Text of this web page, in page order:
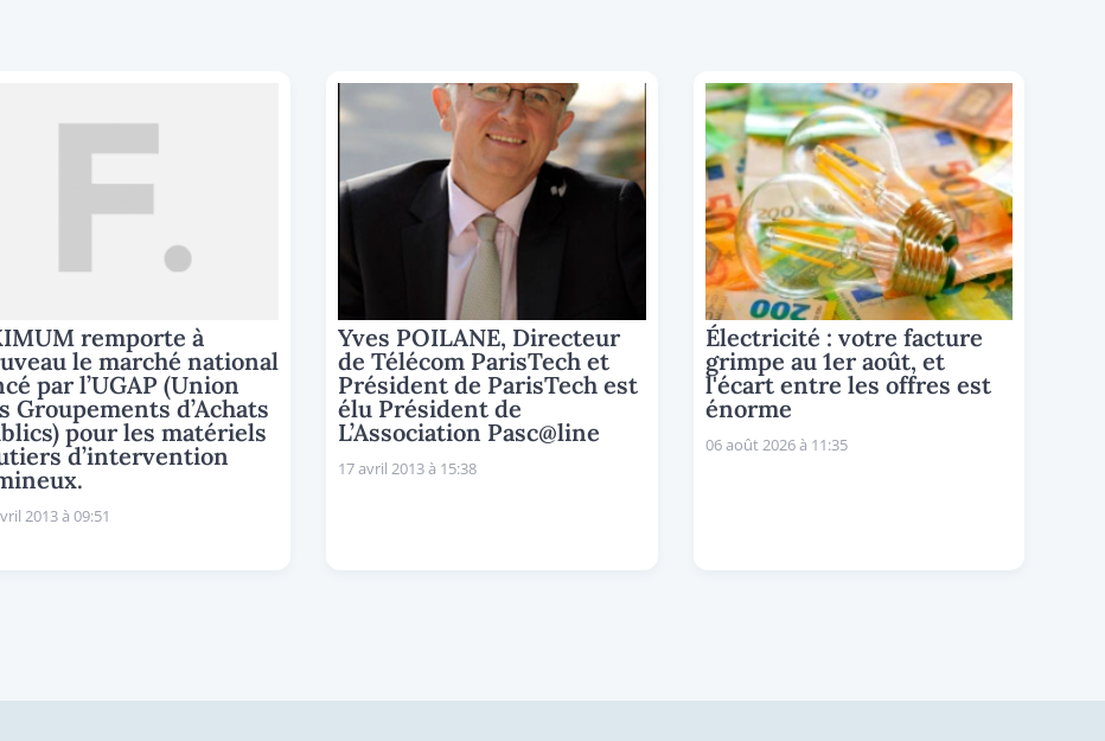
remporte à
le marché national
par l’UGAP (Union
Groupements d’Achats
pour les matériels
d’intervention
2013 à 09:51
Yves POILANE, Directeur
de Télécom ParisTech et
Président de ParisTech est
élu Président de
L’Association Pasc@line
17 avril 2013 à 15:38
Électricité : votre facture
grimpe au 1er août, et
l'écart entre les offres est
énorme
06 août 2026 à 11:35